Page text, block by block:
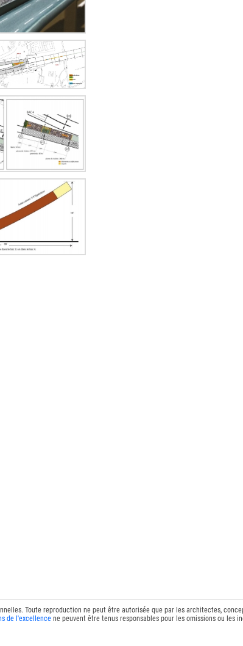
Toute reproduction ne peut être autorisée que par les architectes,
de l'excellencene peuvent être tenus responsables pour les omissions ou les